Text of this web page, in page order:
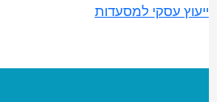
ייעוץ עסקי למסעדות